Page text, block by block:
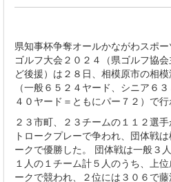
県知事杯争奪オールかながわスポ
ゴルフ大会２０２４（県ゴルフ協
ど後援）は２８日、相模原市の相
（一般６５２４ヤード、シニア６
４０ヤード＝ともにパー７２）で行
２３市町、２３チームの１１２選
トロークプレーで争われ、団体戦
ークで優勝した。 団体戦は一般３
１人の１チーム計５人のうち、上
ークで競われ、２位には３０６で